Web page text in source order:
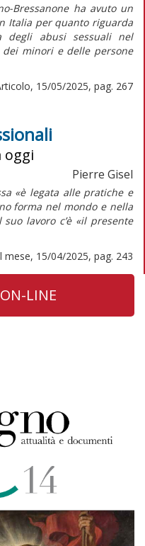
Bressanone ha avuto un
Italia per quanto riguarda
degli abusi sessuali nel
minori e delle persone
15/05/2025, pag. 267
oggi
Pierre Gisel
«è legata alle pratiche e
forma nel mondo e nella
lavoro c’è «il presente
mese, 15/04/2025, pag. 243
LINE